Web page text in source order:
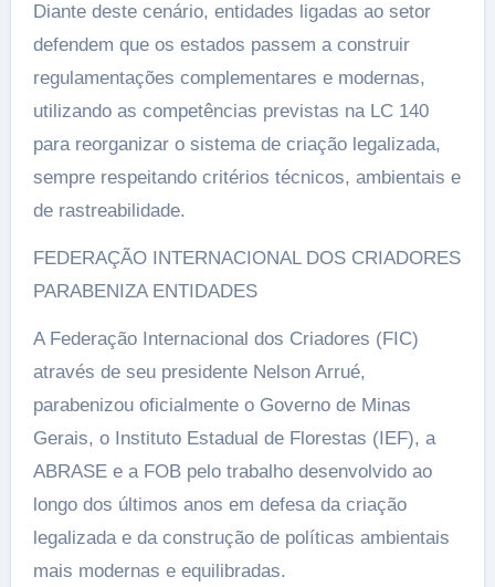
Diante deste cenário, entidades ligadas ao setor
defendem que os estados passem a construir
regulamentações complementares e modernas,
utilizando as competências previstas na LC 140
para reorganizar o sistema de criação legalizada,
sempre respeitando critérios técnicos, ambientais e
de rastreabilidade.
FEDERAÇÃO INTERNACIONAL DOS CRIADORES
PARABENIZA ENTIDADES
A Federação Internacional dos Criadores (FIC)
através de seu presidente Nelson Arrué,
parabenizou oficialmente o Governo de Minas
Gerais, o Instituto Estadual de Florestas (IEF), a
ABRASE e a FOB pelo trabalho desenvolvido ao
longo dos últimos anos em defesa da criação
legalizada e da construção de políticas ambientais
mais modernas e equilibradas.